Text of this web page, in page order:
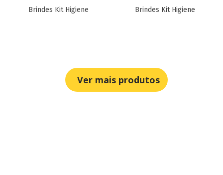
Brindes Kit Higiene
Brindes Kit Higiene
Ver mais produtos